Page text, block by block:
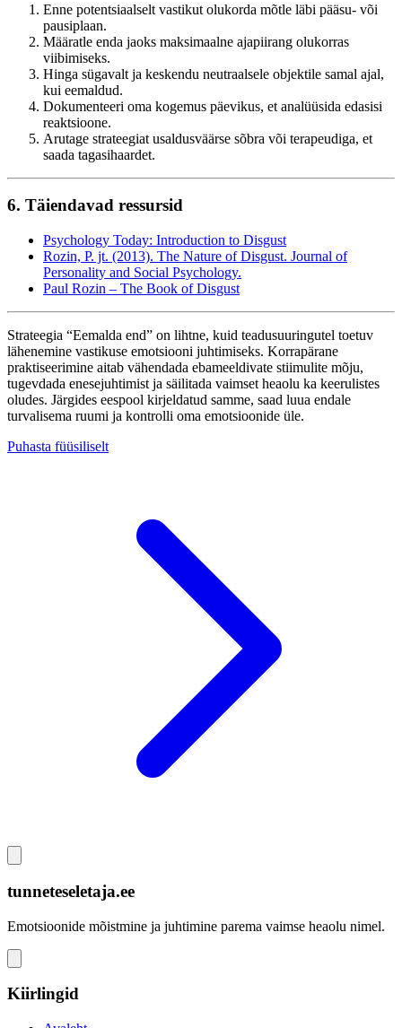
Enne potentsiaalselt vastikut olukorda mõtle läbi pääsu- või
pausiplaan.
Määratle enda jaoks maksimaalne ajapiirang olukorras
viibimiseks.
Hinga sügavalt ja keskendu neutraalsele objektile samal ajal,
kui eemaldud.
Dokumenteeri oma kogemus päevikus, et analüüsida edasisi
reaktsioone.
Arutage strateegiat usaldusväärse sõbra või terapeudiga, et
saada tagasihaardet.
6. Täiendavad ressursid
Psychology Today: Introduction to Disgust
Rozin, P. jt. (2013). The Nature of Disgust. Journal of
Personality and Social Psychology.
Paul Rozin – The Book of Disgust
Strateegia “Eemalda end” on lihtne, kuid teadusuuringutel toetuv
lähenemine vastikuse emotsiooni juhtimiseks. Korrapärane
praktiseerimine aitab vähendada ebameeldivate stiimulite mõju,
tugevdada enesejuhtimist ja säilitada vaimset heaolu ka keerulistes
oludes. Järgides eespool kirjeldatud samme, saad luua endale
turvalisema ruumi ja kontrolli oma emotsioonide üle.
Puhasta füüsiliselt
tunneteseletaja.ee
Emotsioonide mõistmine ja juhtimine parema vaimse heaolu nimel.
Kiirlingid